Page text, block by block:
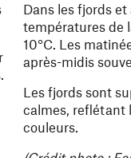
Dans les fjords
températures de
10°C. Les
après-midis
Les fjords sont
calmes, reflétant
couleurs.